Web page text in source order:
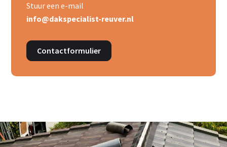
Stuur een e-mail
info@dakspecialist-reuver.nl
Contactformulier